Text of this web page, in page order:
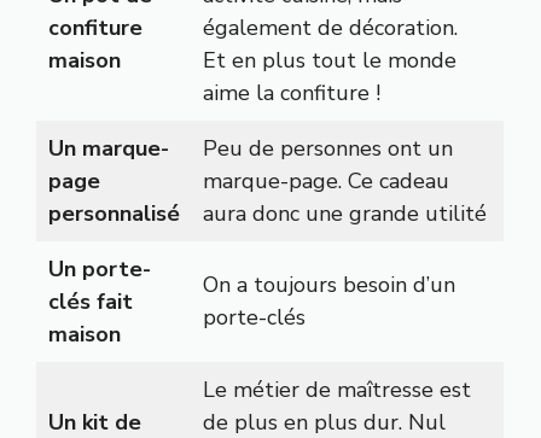
confiture
maison
également de décoration.
Et en plus tout le monde
aime la confiture !
Un marque-
page
personnalisé
Peu de personnes ont un
marque-page. Ce cadeau
aura donc une grande utilité
Un porte-
clés fait
maison
On a toujours besoin d’un
porte-clés
Un kit de
Le métier de maîtresse est
de plus en plus dur. Nul